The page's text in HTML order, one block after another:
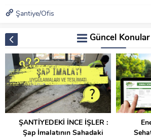
Şantiye/Ofis
Güncel Konular
ŞANTİYEDEKİ İNCE İŞLER :
Şap İmalatının Sahadaki